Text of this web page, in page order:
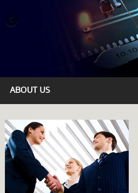
ABOUT US